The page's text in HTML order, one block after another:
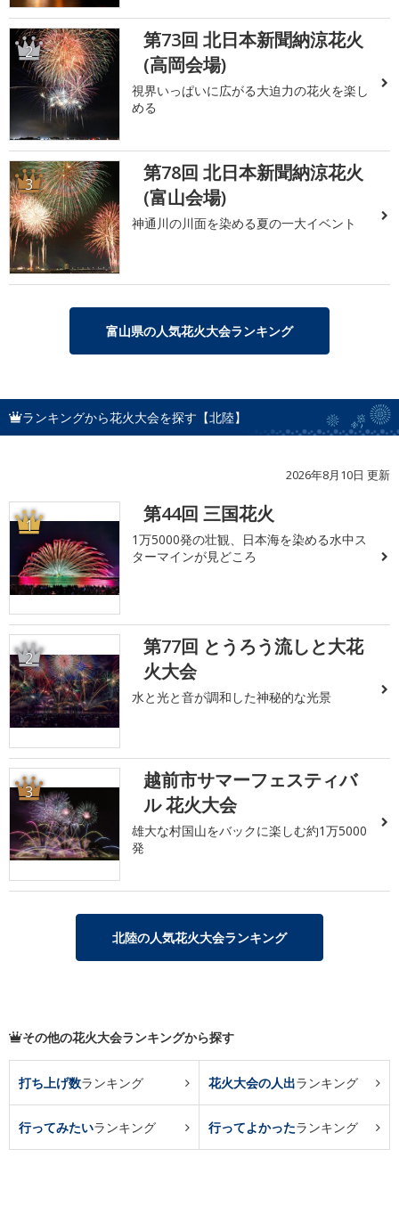
2
第73回 北日本新聞納涼花火
(高岡会場)
視界いっぱいに広がる大迫力の花火を楽し
める
3
第78回 北日本新聞納涼花火
(富山会場)
神通川の川面を染める夏の一大イベント
富山県の人気花火大会ランキング
ランキングから花火大会を探す【北陸】
2026年8月10日 更新
1 第44回 三国花火
1万5000発の壮観、日本海を染める水中ス
ターマインが見どころ
2
第77回 とうろう流しと大花
火大会
水と光と音が調和した神秘的な光景
3
越前市サマーフェスティバ
ル 花火大会
雄大な村国山をバックに楽しむ約1万5000
発
北陸の人気花火大会ランキング
その他の花火大会ランキングから探す
打ち上げ数ランキング 花火大会の人出ランキング
行ってみたいランキング 行ってよかったランキング